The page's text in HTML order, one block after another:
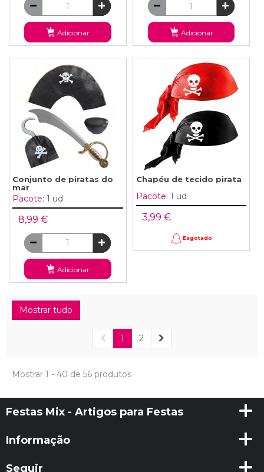
Adicionar Adicionar
Conjunto de piratas do
mar
Pacote: 1 ud
8,99 €
Adicionar
Chapéu de tecido pirata
Pacote: 1 ud
3,99 €
Esgotado
Mostrar tudo
1 2
Mostrar 1 - 40 de 56 produtos
Festas Mix - Artigos para Festas
Informação
Seguir